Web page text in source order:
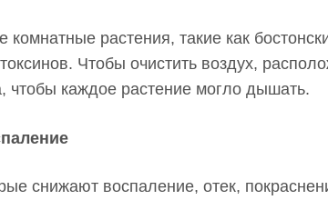
растения, такие как
Чтобы очистить воздух,
чтобы каждое растение могло дышать.
снижают воспаление, отек,